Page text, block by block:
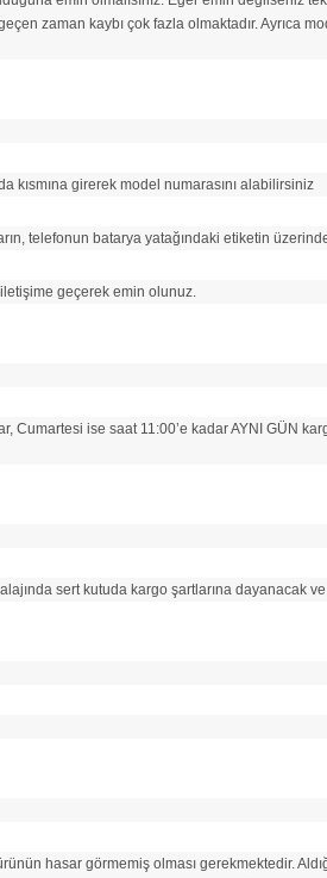
zaman kaybı çok fazla olmaktadır. Ayrıca
kısmına girerek model numarasını alabilirsiniz
telefonun batarya yatağındaki etiketin
geçerek emin olunuz.
Cumartesi ise saat 11:00’e kadar AYNI GÜN
sert kutuda kargo şartlarına dayanacak
hasar görmemiş olması gerekmektedir.